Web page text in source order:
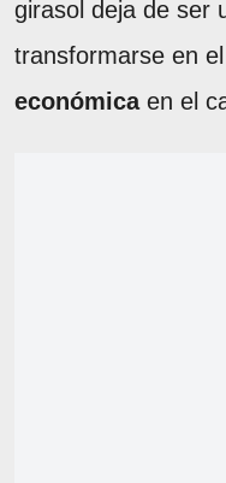
girasol deja de ser
transformarse en
económicaen el